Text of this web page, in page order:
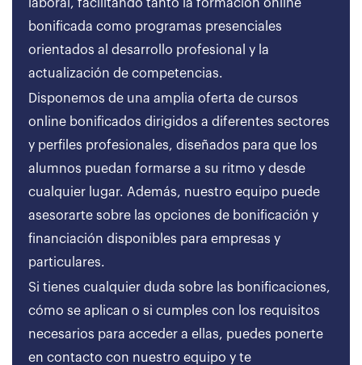
laboral, facilitando tanto la formación online
bonificada como programas presenciales
orientados al desarrollo profesional y la
actualización de competencias.
Disponemos de una amplia oferta de cursos
online bonificados dirigidos a diferentes sectores
y perfiles profesionales, diseñados para que los
alumnos puedan formarse a su ritmo y desde
cualquier lugar. Además, nuestro equipo puede
asesorarte sobre las opciones de bonificación y
financiación disponibles para empresas y
particulares.
Si tienes cualquier duda sobre las bonificaciones,
cómo se aplican o si cumples con los requisitos
necesarios para acceder a ellas, puedes ponerte
en contacto con nuestro equipo y te